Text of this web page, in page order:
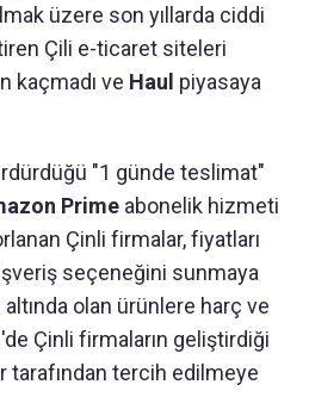
üzere son yıllarda ciddi
Çili e-ticaret siteleri
kaçmadı ve Haul piyasaya
"1 günde teslimat"
Prime abonelik hizmeti
Çinli firmalar, fiyatları
seçeneğini sunmaya
altında olan ürünlere harç ve
Çinli firmaların geliştirdiği
tarafından tercih edilmeye